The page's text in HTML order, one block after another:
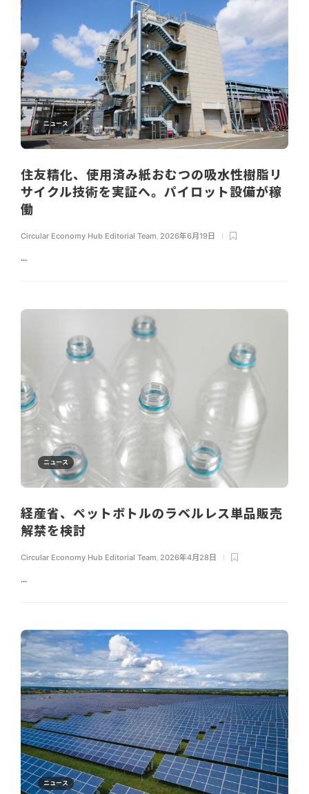
ニュース
住友精化、使用済み紙おむつの吸水性樹脂リ
サイクル技術を実証へ。パイロット設備が稼
働
Circular Economy Hub Editorial Team 2026年6月19日
...
ニュース
経産省、ペットボトルのラベルレス単品販売
解禁を検討
Circular Economy Hub Editorial Team 2026年4月28日
...
ニュース